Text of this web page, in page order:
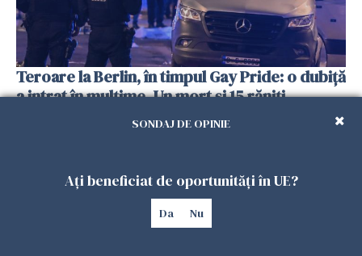
Teroare la Berlin, în timpul Gay Pride: o dubiță
a intrat în mulțime. Un mort și 15 răniți
SONDAJ DE OPINIE
Ați beneficiat de oportunități în UE?
Da Nu